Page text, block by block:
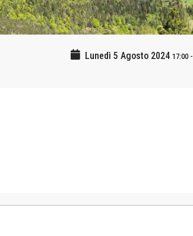
Lunedì 5 Agosto 2024 17:00-